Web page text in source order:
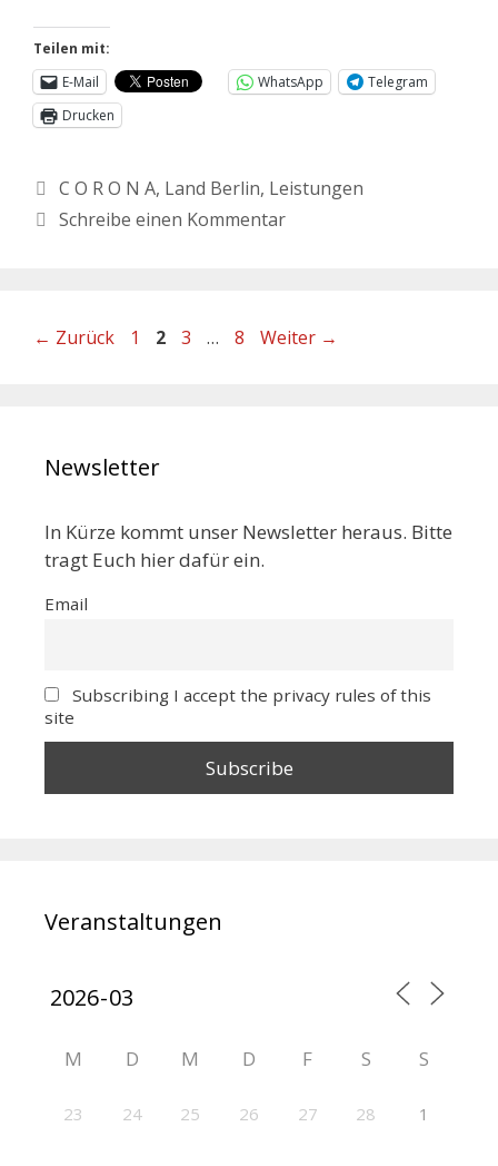
Teilen mit:
E-Mail
WhatsApp
Telegram
Drucken
C O R O N A, Land Berlin, Leistungen
Schreibe einen Kommentar
← Zurück 1 2 3 … 8 Weiter →
Newsletter
In Kürze kommt unser Newsletter heraus. Bitte
tragt Euch hier dafür ein.
Email
Subscribing I accept the privacy rules of this
site
Veranstaltungen
M D M D F S S
23 24 25 26 27 28 1